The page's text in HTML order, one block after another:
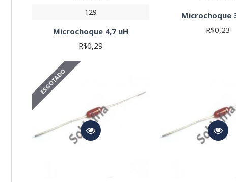
129
Microchoque 4,7 uH
R$0,29
Microchoque
R$0,23
ESGOTADO